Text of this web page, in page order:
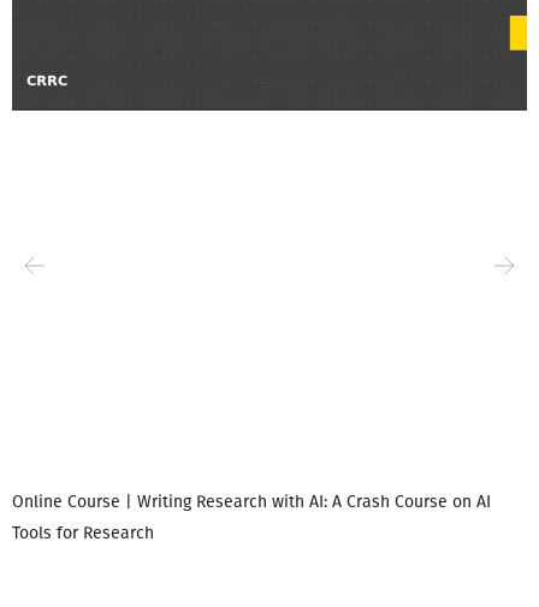
Online Course | Writing Research with AI: A Crash Course on AI
Tools for Research